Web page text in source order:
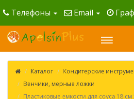
Телефоны Email
Каталог
Кондитерские
Венчики, мерные ложки
Пластиковые емкости для соуса 18